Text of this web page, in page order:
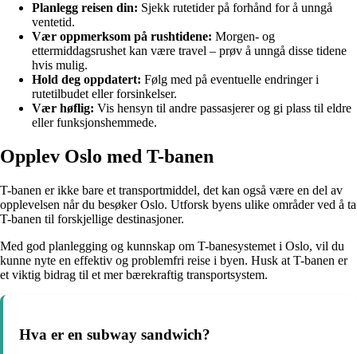
Planlegg reisen din: Sjekk rutetider på forhånd for å unngå
ventetid.
Vær oppmerksom på rushtidene: Morgen- og
ettermiddagsrushet kan være travel – prøv å unngå disse tidene
hvis mulig.
Hold deg oppdatert: Følg med på eventuelle endringer i
rutetilbudet eller forsinkelser.
Vær høflig: Vis hensyn til andre passasjerer og gi plass til eldre
eller funksjonshemmede.
Opplev Oslo med T-banen
T-banen er ikke bare et transportmiddel, det kan også være en del av
opplevelsen når du besøker Oslo. Utforsk byens ulike områder ved å ta
T-banen til forskjellige destinasjoner.
Med god planlegging og kunnskap om T-banesystemet i Oslo, vil du
kunne nyte en effektiv og problemfri reise i byen. Husk at T-banen er
et viktig bidrag til et mer bærekraftig transportsystem.
Hva er en subway sandwich?